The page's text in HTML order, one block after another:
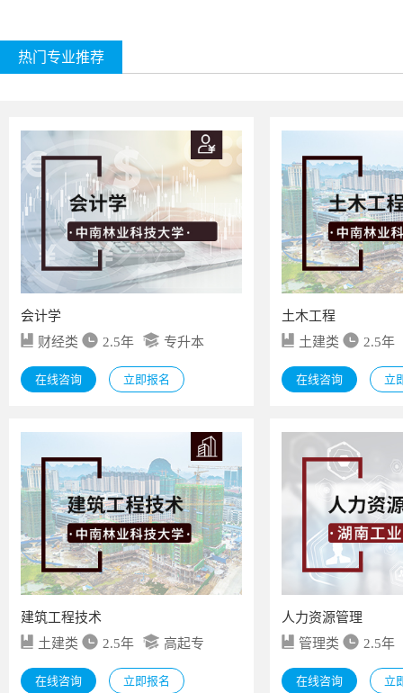
热门专业推荐
会计学
财经类
2.5年 专升本
在线咨询 立即报名
土木工程
土建类
2.5年
在线咨询 立
建筑工程技术
土建类
2.5年 高起专
在线咨询 立即报名
人力资源管理
管理类
2.5年
在线咨询 立